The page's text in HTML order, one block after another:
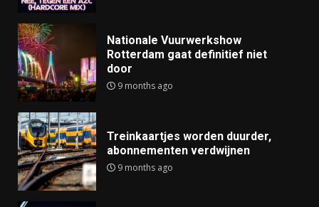
Nationale Vuurwerkshow
Rotterdam gaat definitief niet
door
9 months ago
Treinkaartjes worden duurder,
abonnementen verdwijnen
9 months ago